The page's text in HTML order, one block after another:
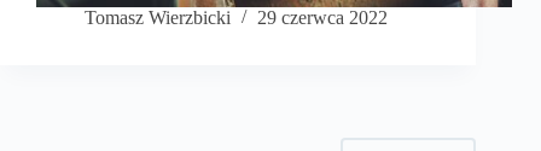
Tomasz Wierzbicki 29 czerwca 2022